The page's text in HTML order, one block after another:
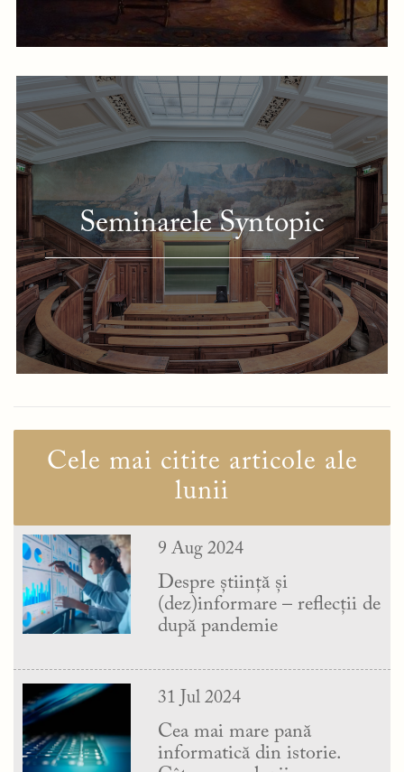
Seminarele Syntopic
Cele mai citite articole ale
lunii
9 Aug 2024
Despre știință și
(dez)informare – reflecții de
după pandemie
31 Jul 2024
Cea mai mare pană
informatică din istorie.